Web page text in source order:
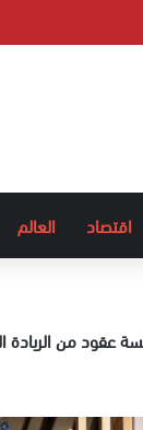
اقتصاد العالم
عقود من